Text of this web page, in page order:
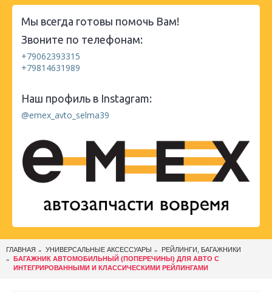
Мы всегда готовы помочь Вам!
Звоните по телефонам:
+79062393315
+79814631989
Наш профиль в Instagram:
@emex_avto_selma39
ГЛАВНАЯ УНИВЕРСАЛЬНЫЕ АКСЕССУАРЫ
РЕЙЛИНГИ, БАГАЖНИКИ
БАГАЖНИК АВТОМОБИЛЬНЫЙ (ПОПЕРЕЧИНЫ) ДЛЯ АВТО С
ИНТЕГРИРОВАННЫМИ И КЛАССИЧЕСКИМИ РЕЙЛИНГАМИ